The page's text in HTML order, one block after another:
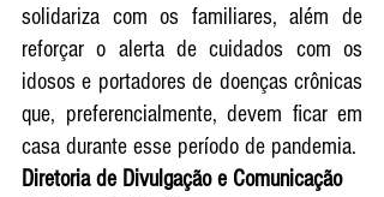
solidariza com os familiares, além de
reforçar o alerta de cuidados com os
idosos e portadores de doenças crônicas
que, preferencialmente, devem ficar em
casa durante esse período de pandemia.
Diretoria de Divulgação e Comunicação